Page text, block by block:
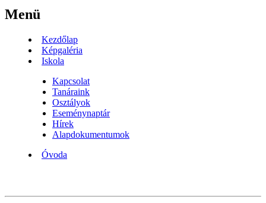
Menü
Kezdőlap
Képgaléria
Iskola
Kapcsolat
Tanáraink
Osztályok
Eseménynaptár
Hírek
Alapdokumentumok
Óvoda